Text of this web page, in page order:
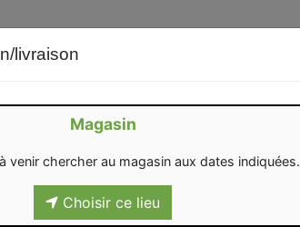
livraison
Magasin
venir chercher au magasin aux dates indiquées.
Choisir ce lieu